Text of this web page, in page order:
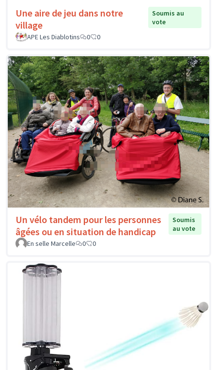
Une aire de jeu dans notre
village
Soumis au
vote
APE Les Diablotins
0 0
Un vélo tandem pour les personnes
âgées ou en situation de handicap
Soumis
au vote
En selle Marcelle
0 0